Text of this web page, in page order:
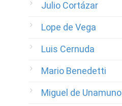
Julio Cortázar
Lope de Vega
Luis Cernuda
Mario Benedetti
Miguel de Unamuno